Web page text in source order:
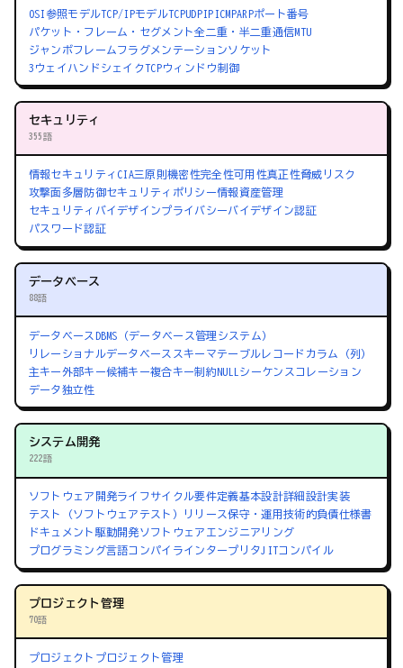
OSI参照モデルTCP/IPモデルTCPUDPIPICMPARPポート番号
パケット・フレーム・セグメント全二重・半二重通信MTU
ジャンボフレーム フラグメンテーションソケット
3ウェイハンドシェイクTCPウィンドウ制御
セキュリティ
355語
情報セキュリティ CIA三原則機密性完全性可用性真正性脅威 リスク
攻撃面多層防御セキュリティポリシー情報資産管理
セキュリティバイデザインプライバシーバイデザイン認証
パスワード認証
データベース
88語
データベース DBMS（データベース管理システム）
リレーショナルデータベース スキーマテーブルレコード カラム（列）
主キー外部キー候補キー複合キー制約NULL シーケンス コレーション
データ独立性
システム開発
222語
ソフトウェア開発ライフサイクル要件定義基本設計詳細設計実装
テスト（ソフトウェアテスト）
リリース保守・運用 技術的負債仕様書
ドキュメント駆動開発ソフトウェアエンジニアリング
プログラミング言語コンパイラインタープリタ JITコンパイル
プロジェクト管理
70語
プロジェクト プロジェクト管理